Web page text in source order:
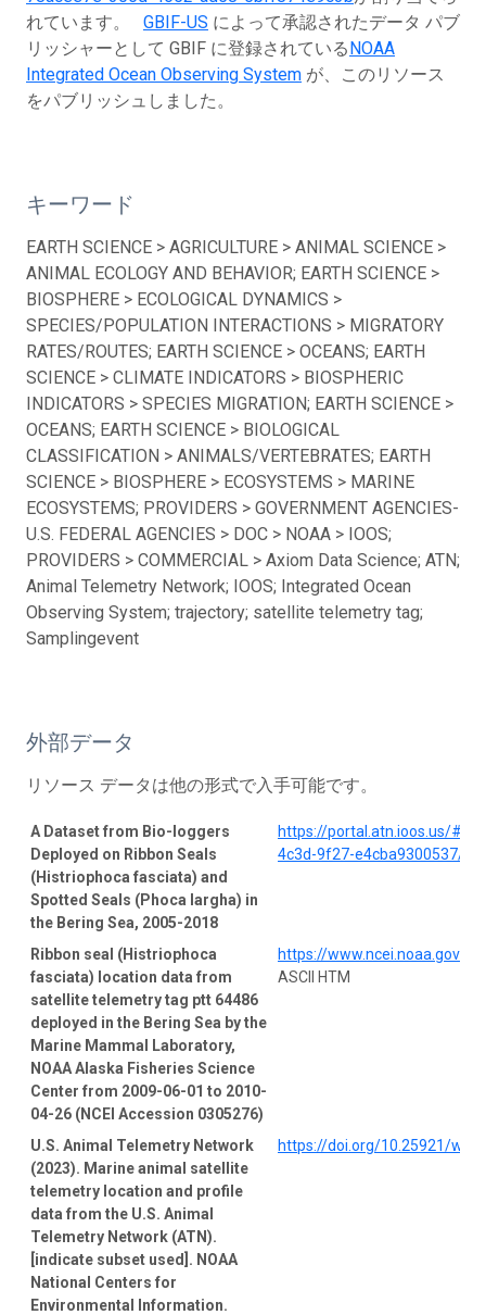
れています。 GBIF-US によって承認されたデータ パブ
リッシャーとして GBIF に登録されているNOAA
Integrated Ocean Observing System が、このリソース
をパブリッシュしました。
キーワード
EARTH SCIENCE > AGRICULTURE > ANIMAL SCIENCE >
ANIMAL ECOLOGY AND BEHAVIOR; EARTH SCIENCE >
BIOSPHERE > ECOLOGICAL DYNAMICS >
SPECIES/POPULATION INTERACTIONS > MIGRATORY
RATES/ROUTES; EARTH SCIENCE > OCEANS; EARTH
SCIENCE > CLIMATE INDICATORS > BIOSPHERIC
INDICATORS > SPECIES MIGRATION; EARTH SCIENCE >
OCEANS; EARTH SCIENCE > BIOLOGICAL
CLASSIFICATION > ANIMALS/VERTEBRATES; EARTH
SCIENCE > BIOSPHERE > ECOSYSTEMS > MARINE
ECOSYSTEMS; PROVIDERS > GOVERNMENT AGENCIES-
U.S. FEDERAL AGENCIES > DOC > NOAA > IOOS;
PROVIDERS > COMMERCIAL > Axiom Data Science; ATN;
Animal Telemetry Network; IOOS; Integrated Ocean
Observing System; trajectory; satellite telemetry tag;
Samplingevent
外部データ
リソース データは他の形式で入手可能です。
A Dataset from Bio-loggers
Deployed on Ribbon Seals
(Histriophoca fasciata) and
Spotted Seals (Phoca largha) in
the Bering Sea, 2005-2018
https://portal.atn.ioos.us/
4c3d-9f27-e4cba9300537/
Ribbon seal (Histriophoca
fasciata) location data from
satellite telemetry tag ptt 64486
deployed in the Bering Sea by the
Marine Mammal Laboratory,
NOAA Alaska Fisheries Science
Center from 2009-06-01 to 2010-
04-26 (NCEI Accession 0305276)
https://www.ncei.noaa.gov/
ASCII HTM
U.S. Animal Telemetry Network
(2023). Marine animal satellite
telemetry location and profile
data from the U.S. Animal
Telemetry Network (ATN).
[indicate subset used]. NOAA
National Centers for
Environmental Information.
https://doi.org/10.25921/